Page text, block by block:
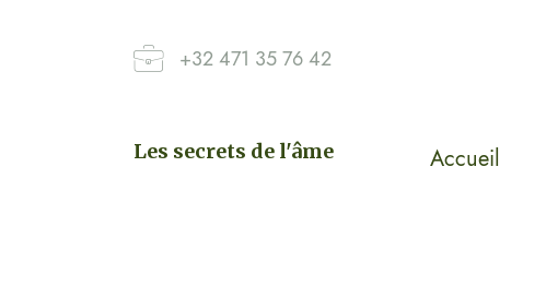
+32 471 35 76 42
Les secrets de l'âme Accueil